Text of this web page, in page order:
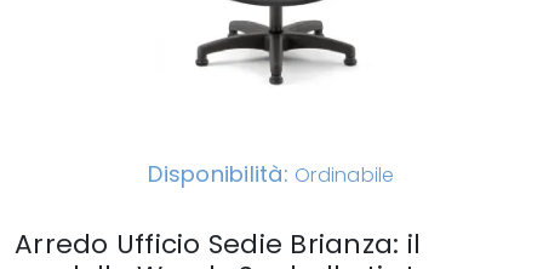
Disponibilità: Ordinabile
Arredo Ufficio Sedie Brianza: il